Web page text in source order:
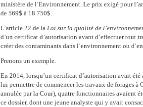
ministère de l’Environnement. Le prix exigé pour
de 569$ à 18 750$.
L’article 22 de la Loi sur la qualité de
d’un certificat d’autorisation avant d’effectuer tout
créer des contaminants dans l’environnement ou
Prenons un exemple.
En 2014, lorsqu’un certificat d’autorisation avait été
lui permettre de commencer les travaux de forages à
annulée par la Cour), quatre fonctionnaires avaient
ce dossier, dont une jeune analyste qui y avait